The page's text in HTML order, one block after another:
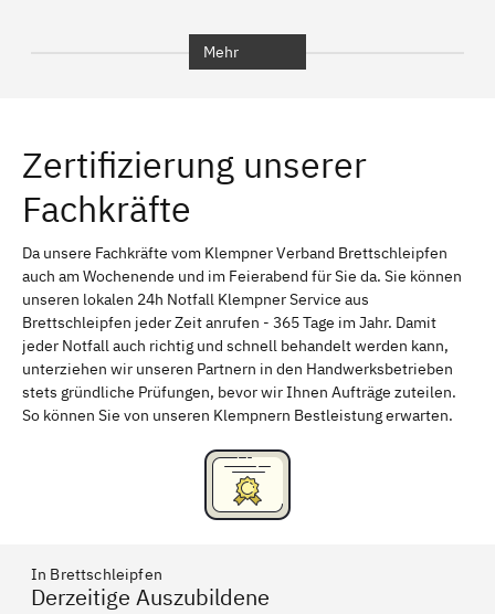
Erlangen Bamberg
Bayreuth
Schweinfurt Passau
Freising Rudelsdorf, Mittelfranken
Mehr
Zertifizierung unserer
Fachkräfte
Da unsere Fachkräfte vom Klempner Verband Brettschleipfen
auch am Wochenende und im Feierabend für Sie da. Sie können
unseren lokalen 24h Notfall Klempner Service aus
Brettschleipfen jeder Zeit anrufen - 365 Tage im Jahr. Damit
jeder Notfall auch richtig und schnell behandelt werden kann,
unterziehen wir unseren Partnern in den Handwerksbetrieben
stets gründliche Prüfungen, bevor wir Ihnen Aufträge zuteilen.
So können Sie von unseren Klempnern Bestleistung erwarten.
In Brettschleipfen
Derzeitige Auszubildene